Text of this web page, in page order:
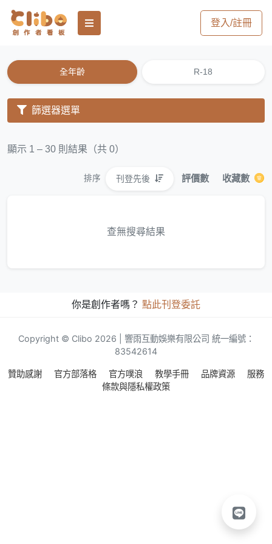
登入/註冊
全年齡 R-18
篩選器選單
顯示 1 – 30 則結果（共 0）
排序 刊登先後 評價數 收藏數
查無搜尋結果
你是創作者嗎？ 點此刊登委託
Copyright © Clibo 2026 | 響雨互動娛樂有限公司 統一編號：
83542614
贊助感謝 官方部落格 官方噗浪 教學手冊 品牌資源
服務
條款與隱私權政策